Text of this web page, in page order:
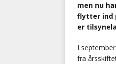
men nu
flytter ind
er
I
fra